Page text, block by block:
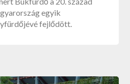
egyik
fejlődött.